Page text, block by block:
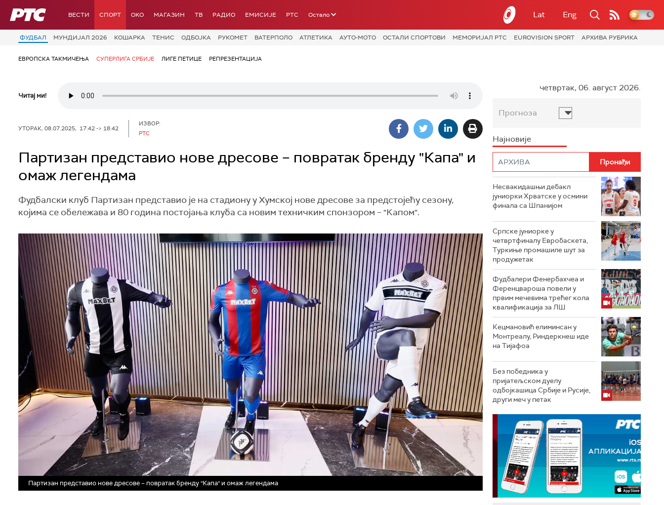
РТС ВЕСТИ СПОРТ OKO МАГАЗИН ТВ РАДИО ЕМИСИЈЕ РТС Остало Lat Eng
ФУДБАЛ МУНДИЈАЛ 2026 КОШАРКА ТЕНИС ОДБОЈКА РУКОМЕТ ВАТЕРПОЛО АТЛЕТИКА АУТО-МОТО ОСТАЛИ СПОРТОВИ МЕМОРИЈАЛ РТС EUROVISION SPORT АРХИВА РУБРИКА
ЕВРОПСКА ТАКМИЧЕЊА СУПЕРЛИГА СРБИЈЕ ЛИГЕ ПЕТИЦЕ РЕПРЕЗЕНТАЦИЈА
Читај ми!
УТОРАК, 08.07.2025, 17:42 -> 18:42
ИЗВОР:
РТС
Партизан представио нове дресове – повратак бренду "Капа" и
омаж легендама
Фудбалски клуб Партизан представио је на стадиону у Хумској нове дресове за предстојећу сезону,
којима се обележава и 80 година постојања клуба са новим техничким спонзором – "Капом".
Партизан представио нове дресове – повратак бренду "Капа" и омаж легендама
четвртак, 06. август 2026.
Прогноза
Најновије
Несвакидашњи дебакл
јуниорки Хрватске у осмини
финала са Шпанијом
Српске јуниорке у
четвртфиналу Евробаскета,
Туркиње промашиле шут за
продужетак
Фудбалери Фенербахчеа и
Ференцвароша повели у
првим мечевима трећег кола
квалификација за ЛШ
Кецмановић елиминсан у
Монтреалу, Риндеркнеш иде
на Тијафоа
Без победника у
пријатељском дуелу
одбојкашица Србије и Русије,
други меч у петак